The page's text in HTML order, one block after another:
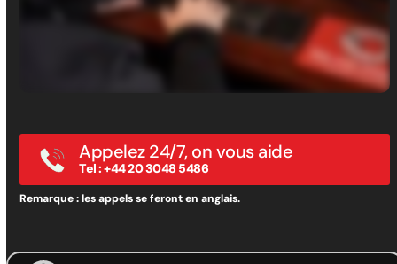
Appelez 24/7, on vous aide
Tel : +44 20 3048 5486
Remarque : les appels se feront en anglais.